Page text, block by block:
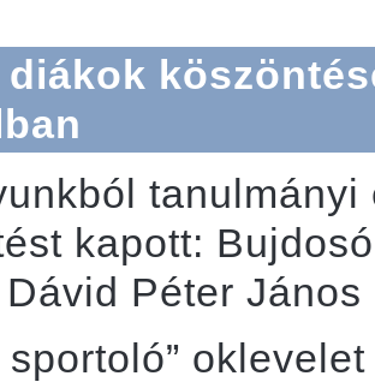
tanulmányi
kapott:
Péter
sportoló”